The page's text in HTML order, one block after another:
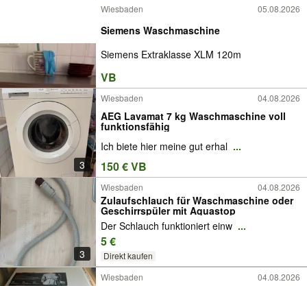
Wiesbaden
05.08.2026
Siemens Waschmaschine
Siemens Extraklasse XLM 120m
VB
3
Wiesbaden 04.08.2026
AEG Lavamat 7 kg Waschmaschine voll
funktionsfähig
Ich biete hier meine gut erhal ...
150 € VB
3
Wiesbaden 04.08.2026
Zulaufschlauch für Waschmaschine oder
Geschirrspüler mit Aquastop
Der Schlauch funktioniert einw ...
5 €
Direkt kaufen
Wiesbaden
04.08.2026